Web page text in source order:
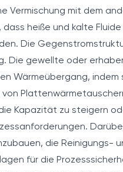
Vermischung mit dem
dass heiße und kalte
Die
Die gewellte oder
Wärmeübergang,
Kapazität zu steigern
die Reinigungs-
für die